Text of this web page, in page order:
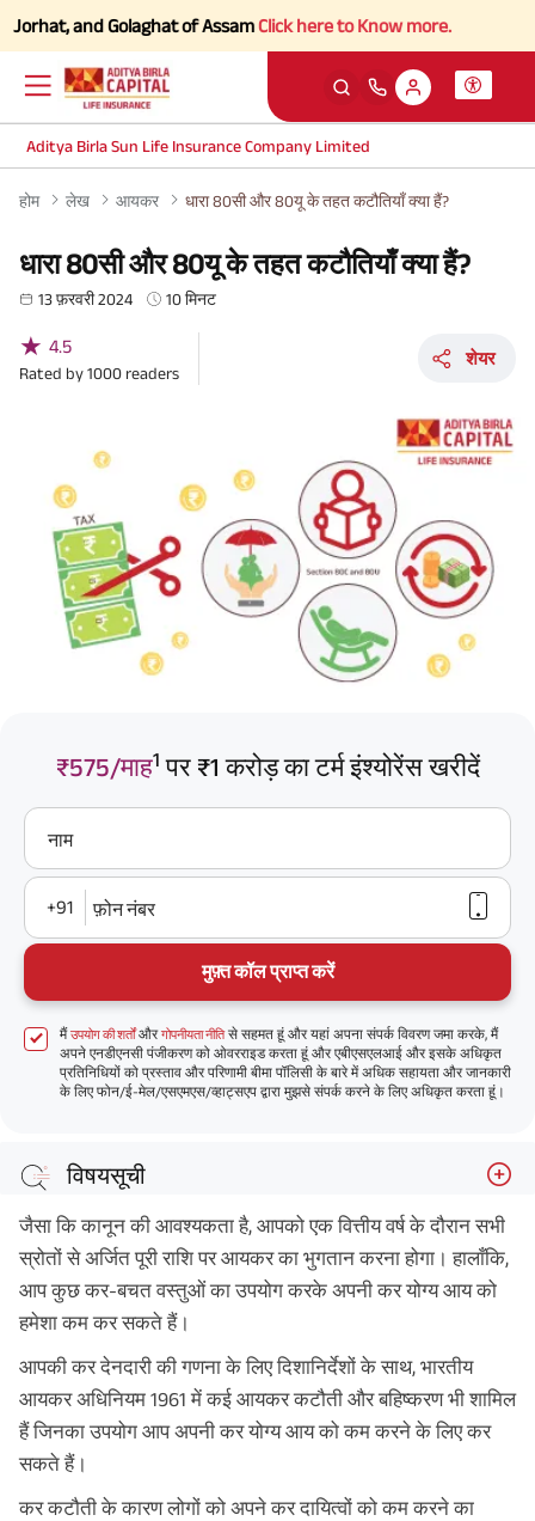
Golaghat of AssamClick here to Know more.
Aditya Birla Sun Life Insurance Company Limited
होम लेख आयकर धारा 80सी और 80यू के तहत कटौतियाँ क्या हैं?
धारा 80सी और 80यू के तहत कटौतियाँ क्या हैं?
13 फ़रवरी 2024 10 मिनट
★ 4.5
Rated by1000 readers
शेयर
₹575/माह1 पर ₹1 करोड़ का टर्म इंश्योरेंस खरीदें
नाम
+91 फ़ोन नंबर
मुफ़्त कॉल प्राप्त करें
मैंउपयोग की शर्तोंऔरगोपनीयता नीतिसे सहमत हूं और यहां अपना संपर्क विवरण जमा करके, मैं
अपने एनडीएनसी पंजीकरण को ओवरराइड करता हूं और एबीएसएलआई और इसके अधिकृत
प्रतिनिधियों को प्रस्ताव और परिणामी बीमा पॉलिसी के बारे में अधिक सहायता और जानकारी
के लिए फोन/ई-मेल/एसएमएस/व्हाट्सएप द्वारा मुझसे संपर्क करने के लिए अधिकृत करता हूं।
विषयसूची
धारा 80सी कर कटौती
धारा 80 सी उपधारा
धारा 80यू कर कटौती
निष्कर्ष
अकसर पूछे जाने वाले प्रश्न
जैसा कि कानून की आवश्यकता है, आपको एक वित्तीय वर्ष के दौरान सभी
स्रोतों से अर्जित पूरी राशि पर आयकर का भुगतान करना होगा। हालाँकि,
आप कुछ कर-बचत वस्तुओं का उपयोग करके अपनी कर योग्य आय को
हमेशा कम कर सकते हैं।
आपकी कर देनदारी की गणना के लिए दिशानिर्देशों के साथ, भारतीय
आयकर अधिनियम 1961 में कई आयकर कटौती और बहिष्करण भी शामिल
हैं जिनका उपयोग आप अपनी कर योग्य आय को कम करने के लिए कर
सकते हैं।
कर कटौती के कारण लोगों को अपने कर दायित्वों को कम करने का